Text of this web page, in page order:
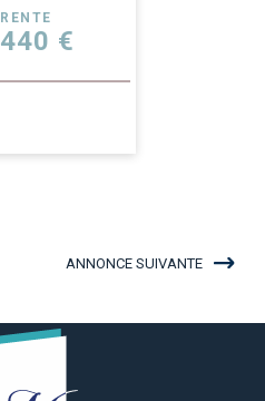
RENTE
440 €
ANNONCE SUIVANTE